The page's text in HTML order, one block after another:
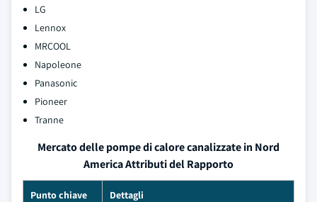
LG
Lennox
MRCOOL
Napoleone
Panasonic
Pioneer
Tranne
Mercato delle pompe di calore canalizzate in Nord
America Attributi del Rapporto
Punto chiave Dettagli